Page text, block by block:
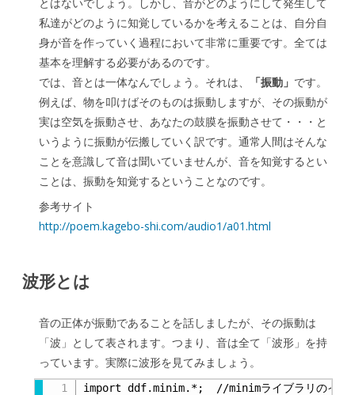
とはないでしょう。しかし、音がどのようにして発生して
私達がどのように知覚しているかを考えることは、自分自
身が音を作っていく過程において非常に重要です。全ては
基本を理解する必要があるのです。
では、音とは一体なんでしょう。それは、
「振動」 です。
例えば、物を叩けばそのものは振動しますが、その振動が
実は空気を振動させ、あなたの鼓膜を振動させて・・・と
いうように振動が伝搬していく訳です。通常人間はそんな
ことを意識して音は聞いていませんが、音を知覚するとい
ことは、振動を知覚するということなのです。
参考サイト
http://poem.kagebo-shi.com/audio1/a01.html
波形とは
音の正体が振動であることを話しましたが、その振動は
「波」として表されます。つまり、音は全て「波形」を持
っています。実際に波形を見てみましょう。
import ddf.minim.*;  //minimライブラリのイン